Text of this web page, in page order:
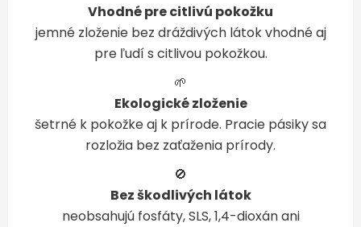
Vhodné pre citlivú pokožku
jemné zloženie bez dráždivých látok vhodné aj
pre ľudí s citlivou pokožkou.
🌱
Ekologické zloženie
šetrné k pokožke aj k prírode. Pracie pásiky sa
rozložia bez zaťaženia prírody.
🚫
Bez škodlivých látok
neobsahujú fosfáty, SLS, 1,4-dioxán ani